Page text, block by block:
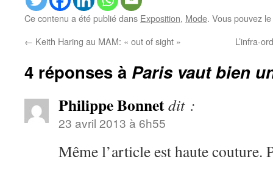
Ce contenu a été publié dans Exposition, Mode. Vous pouvez
← Keith Haring au MAM: « out of sight » L’infra-
4 réponses à Paris vaut bien
Philippe Bonnetdit :
23 avril 2013 à 6h55
Même l’article est haute couture.